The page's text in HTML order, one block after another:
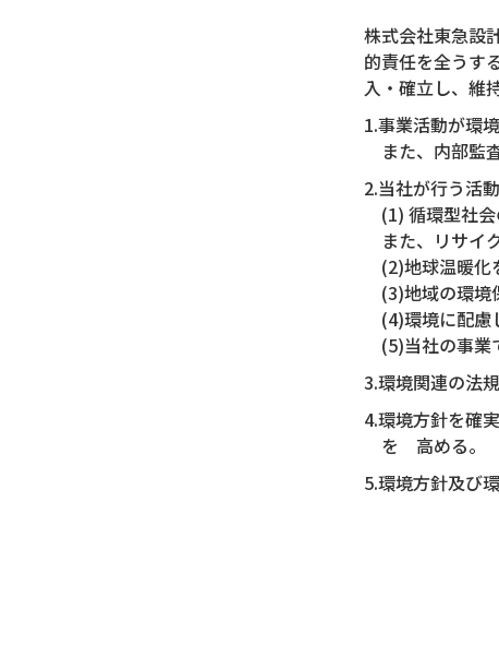
株式会社東急設
的責任を全うす
入・確立し、維
1.事業活動が環
また、内部監
2.当社が行う活
(1) 循環型社
また、リサイ
(2)地球温暖化
(3)地域の環境
(4)環境に配慮
(5)当社の事業
3.環境関連の法
4.環境方針を確
を 高める。
5.環境方針及び